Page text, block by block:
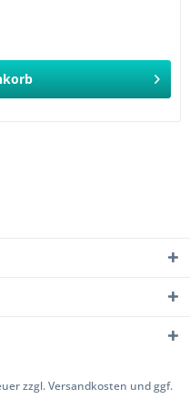
zzgl.Versandkosten und ggf.